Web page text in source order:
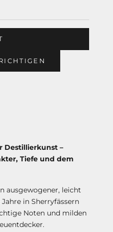
Destillierkunst –
Tiefe und dem
ausgewogener, leicht
in Sherryfässern
Noten und milden